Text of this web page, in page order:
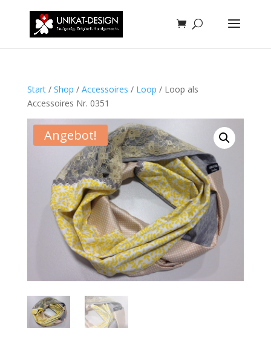
Start/ Shop / Accessoires / Loop / Loop als
Accessoires Nr. 0351
Angebot!